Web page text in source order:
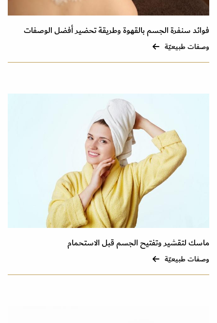
فوائد سنفرة الجسم بالقهوة وطريقة تحضير أفضل الوصفات
وصفات طبيعيّة
ماسك لتقشير وتفتيح الجسم قبل الاستحمام
وصفات طبيعيّة